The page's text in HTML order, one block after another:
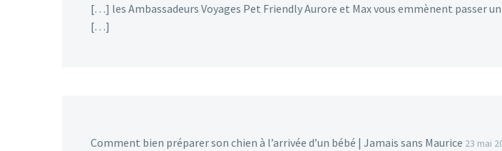
[…] les Ambassadeurs Voyages Pet Friendly Aurore et Max vous emmènent passer
[…]
Comment bien préparer son chien à l’arrivée d’un bébé | Jamais sans Maurice 23 mai